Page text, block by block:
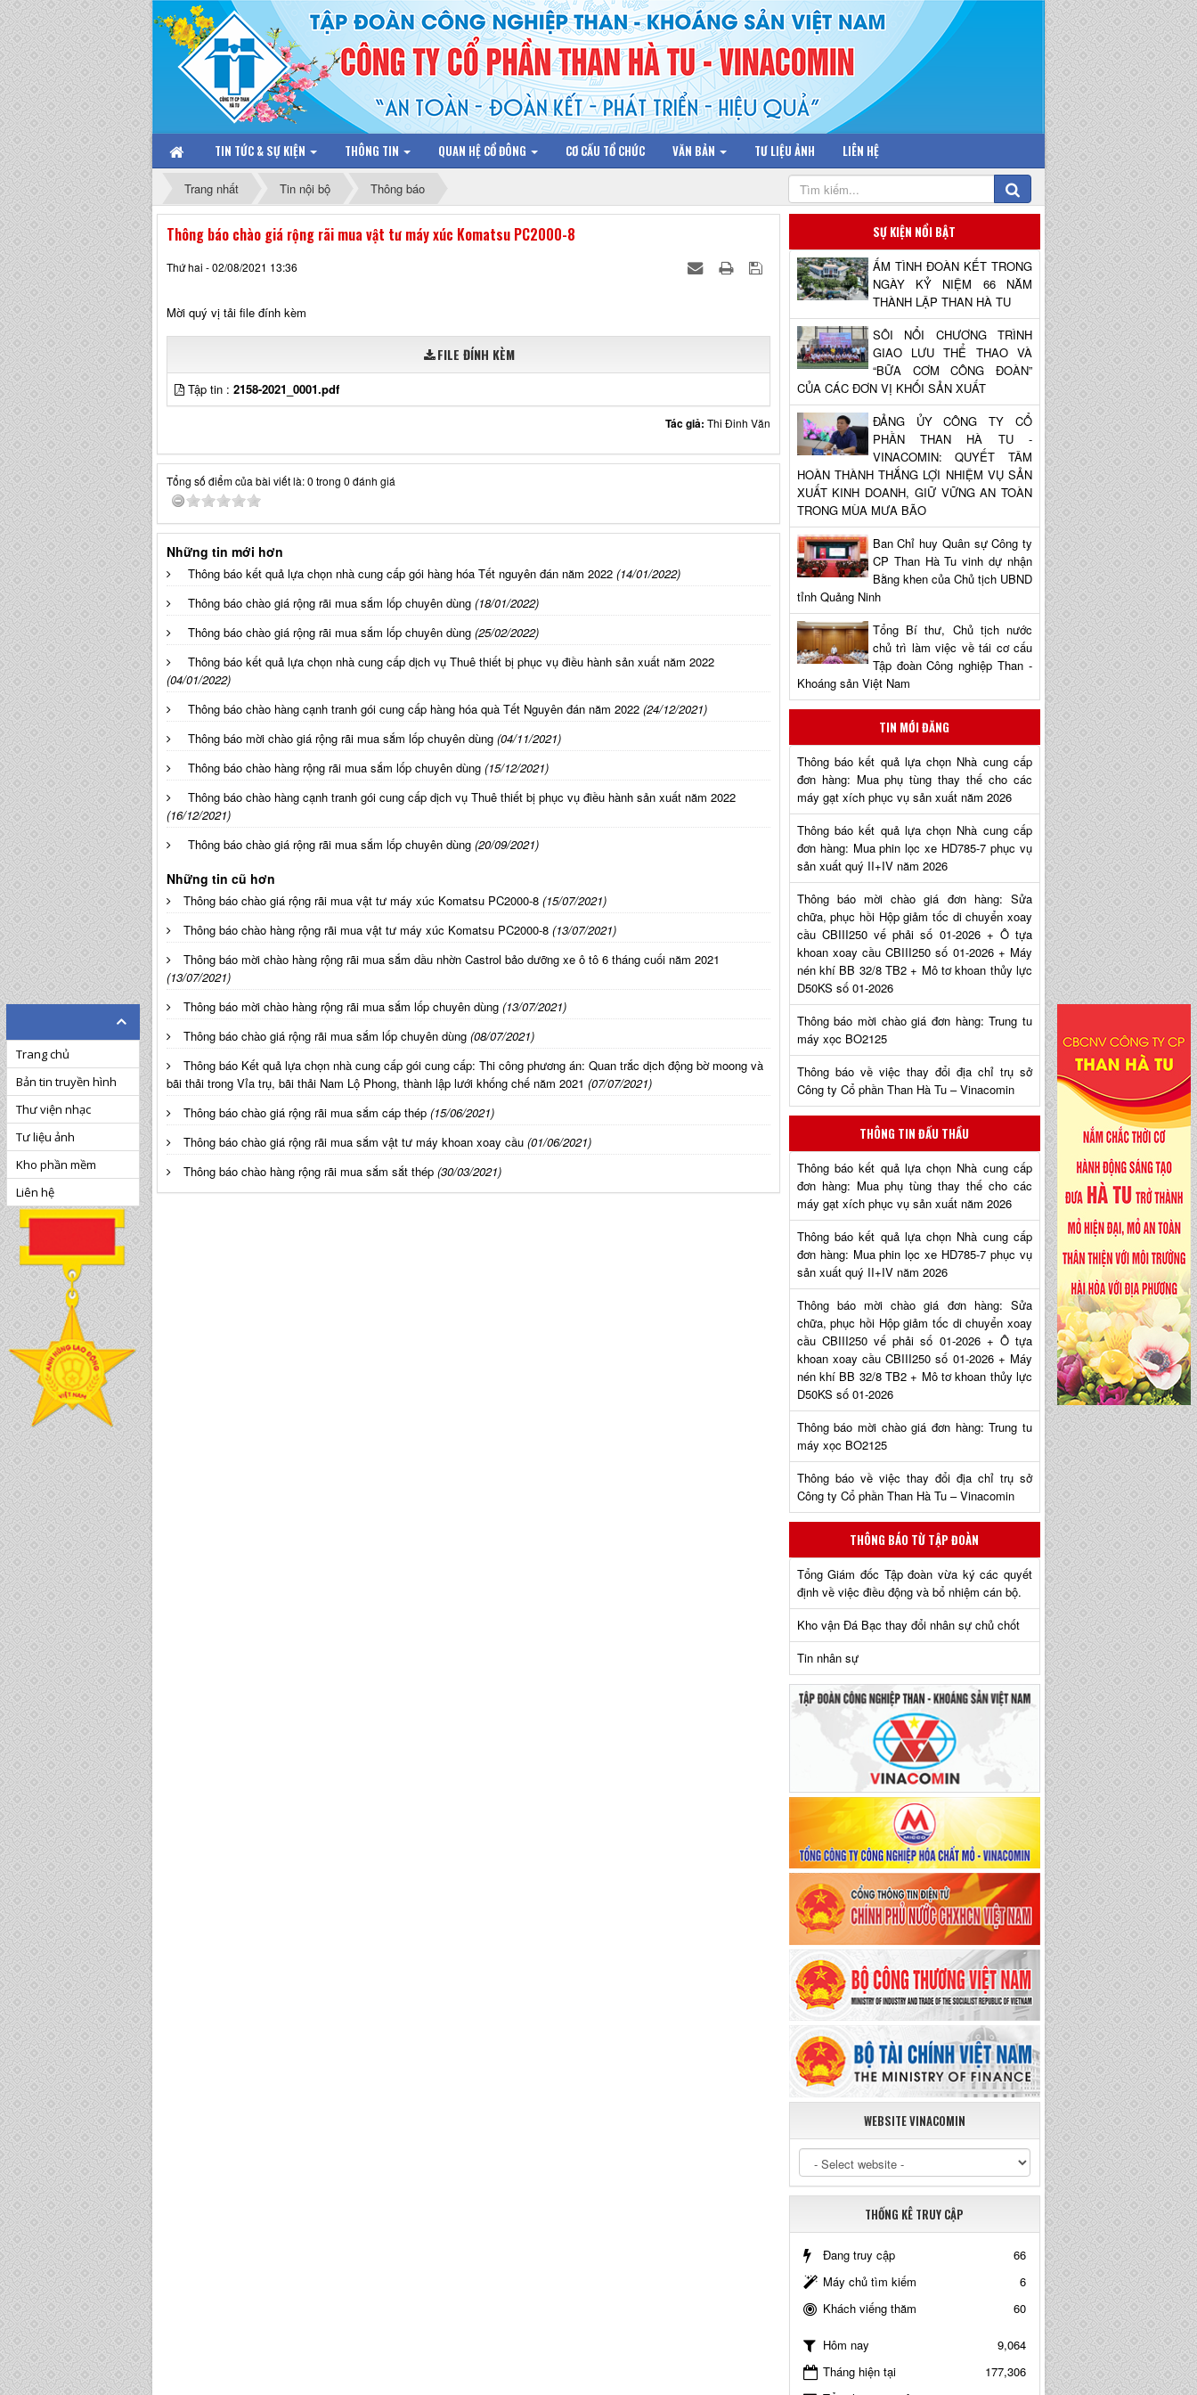
TIN TỨC & SỰ KIỆN THÔNG TIN QUAN HỆ CỔ ĐÔNG CƠ CẤU TỔ CHỨC VĂN BẢN TƯ LIỆU ẢNH LIÊN HỆ
Trang nhất Tin nội bộ Thông báo
Thông báo chào giá rộng rãi mua vật tư máy xúc Komatsu PC2000-8
Thứ hai - 02/08/2021 13:36
Mời quý vị tải file đính kèm
FILE ĐÍNH KÈM
Tập tin : 2158-2021_0001.pdf
Tác giả: Thi Đinh Văn
Tổng số điểm của bài viết là: 0 trong 0 đánh giá
Những tin mới hơn
Thông báo kết quả lựa chọn nhà cung cấp gói hàng hóa Tết nguyên đán năm 2022 (14/01/2022)
Thông báo chào giá rộng rãi mua sắm lốp chuyên dùng (18/01/2022)
Thông báo chào giá rộng rãi mua sắm lốp chuyên dùng (25/02/2022)
Thông báo kết quả lựa chọn nhà cung cấp dịch vụ Thuê thiết bị phục vụ điều hành sản xuất năm 2022
(04/01/2022)
Thông báo chào hàng cạnh tranh gói cung cấp hàng hóa quà Tết Nguyên đán năm 2022 (24/12/2021)
Thông báo mời chào giá rộng rãi mua sắm lốp chuyên dùng (04/11/2021)
Thông báo chào hàng rộng rãi mua sắm lốp chuyên dùng (15/12/2021)
Thông báo chào hàng cạnh tranh gói cung cấp dịch vụ Thuê thiết bị phục vụ điều hành sản xuất năm 2022
(16/12/2021)
Thông báo chào giá rộng rãi mua sắm lốp chuyên dùng (20/09/2021)
Những tin cũ hơn
Thông báo chào giá rộng rãi mua vật tư máy xúc Komatsu PC2000-8 (15/07/2021)
Thông báo chào hàng rộng rãi mua vật tư máy xúc Komatsu PC2000-8 (13/07/2021)
Thông báo mời chào hàng rộng rãi mua sắm dầu nhờn Castrol bảo dưỡng xe ô tô 6 tháng cuối năm 2021
(13/07/2021)
Thông báo mời chào hàng rộng rãi mua sắm lốp chuyên dùng (13/07/2021)
Thông báo chào giá rộng rãi mua sắm lốp chuyên dùng (08/07/2021)
Thông báo Kết quả lựa chọn nhà cung cấp gói cung cấp: Thi công phương án: Quan trắc dịch động bờ moong và
bãi thải trong Vỉa trụ, bãi thải Nam Lộ Phong, thành lập lưới khống chế năm 2021 (07/07/2021)
Thông báo chào giá rộng rãi mua sắm cáp thép (15/06/2021)
Thông báo chào giá rộng rãi mua sắm vật tư máy khoan xoay cầu (01/06/2021)
Thông báo chào hàng rộng rãi mua sắm sắt thép (30/03/2021)
SỰ KIỆN NỔI BẬT
ẤM TÌNH ĐOÀN KẾT TRONG
NGÀY KỶ NIỆM 66 NĂM
THÀNH LẬP THAN HÀ TU
SÔI NỔI CHƯƠNG TRÌNH
GIAO LƯU THỂ THAO VÀ
“BỮA CƠM CÔNG ĐOÀN”
CỦA CÁC ĐƠN VỊ KHỐI SẢN XUẤT
ĐẢNG ỦY CÔNG TY CỔ
PHẦN THAN HÀ TU -
VINACOMIN: QUYẾT TÂM
HOÀN THÀNH THẮNG LỢI NHIỆM VỤ SẢN
XUẤT KINH DOANH, GIỮ VỮNG AN TOÀN
TRONG MÙA MƯA BÃO
Ban Chỉ huy Quân sự Công ty
CP Than Hà Tu vinh dự nhận
Bằng khen của Chủ tịch UBND
tỉnh Quảng Ninh
Tổng Bí thư, Chủ tịch nước
chủ trì làm việc về tái cơ cấu
Tập đoàn Công nghiệp Than -
Khoáng sản Việt Nam
TIN MỚI ĐĂNG
Thông báo kết quả lựa chọn Nhà cung cấp
đơn hàng: Mua phụ tùng thay thế cho các
máy gạt xích phục vụ sản xuất năm 2026
Thông báo kết quả lựa chọn Nhà cung cấp
đơn hàng: Mua phin lọc xe HD785-7 phục vụ
sản xuất quý II+IV năm 2026
Thông báo mời chào giá đơn hàng: Sửa
chữa, phục hồi Hộp giảm tốc di chuyển xoay
cầu CBIII250 vế phải số 01-2026 + Ô tựa
khoan xoay cầu CBIII250 số 01-2026 + Máy
nén khí BB 32/8 TB2 + Mô tơ khoan thủy lực
D50KS số 01-2026
Thông báo mời chào giá đơn hàng: Trung tu
máy xọc BO2125
Thông báo về việc thay đổi địa chỉ trụ sở
Công ty Cổ phần Than Hà Tu – Vinacomin
THÔNG TIN ĐẤU THẦU
Thông báo kết quả lựa chọn Nhà cung cấp
đơn hàng: Mua phụ tùng thay thế cho các
máy gạt xích phục vụ sản xuất năm 2026
Thông báo kết quả lựa chọn Nhà cung cấp
đơn hàng: Mua phin lọc xe HD785-7 phục vụ
sản xuất quý II+IV năm 2026
Thông báo mời chào giá đơn hàng: Sửa
chữa, phục hồi Hộp giảm tốc di chuyển xoay
cầu CBIII250 vế phải số 01-2026 + Ô tựa
khoan xoay cầu CBIII250 số 01-2026 + Máy
nén khí BB 32/8 TB2 + Mô tơ khoan thủy lực
D50KS số 01-2026
Thông báo mời chào giá đơn hàng: Trung tu
máy xọc BO2125
Thông báo về việc thay đổi địa chỉ trụ sở
Công ty Cổ phần Than Hà Tu – Vinacomin
THÔNG BÁO TỪ TẬP ĐOÀN
Tổng Giám đốc Tập đoàn vừa ký các quyết
định về việc điều động và bổ nhiệm cán bộ.
Kho vận Đá Bạc thay đổi nhân sự chủ chốt
Tin nhân sự
WEBSITE VINACOMIN
THỐNG KÊ TRUY CẬP
Đang truy cập
66
Máy chủ tìm kiếm
6
Khách viếng thăm
60
Hôm nay
9,064
Tháng hiện tại
177,306
Trang chủ
Bản tin truyền hình
Thư viện nhạc
Tư liệu ảnh
Kho phần mềm
Liên hệ